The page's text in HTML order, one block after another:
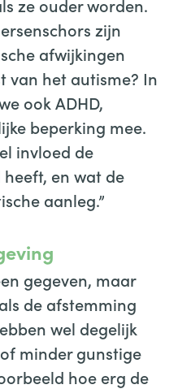
ze ouder worden.
zijn
afwijkingen
van het autisme? In
ook ADHD,
beperking mee.
invloed de
en wat de
aanleg.”
gegeven, maar
de afstemming
wel degelijk
minder gunstige
hoe erg de